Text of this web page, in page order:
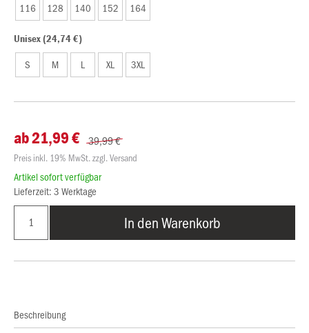
116 128 140 152 164
Unisex (24,74 €)
S M L XL 3XL
ab 21,99 € 39,99 €
Preis inkl. 19% MwSt. zzgl. Versand
Artikel sofort verfügbar
Lieferzeit: 3 Werktage
In den Warenkorb
Beschreibung